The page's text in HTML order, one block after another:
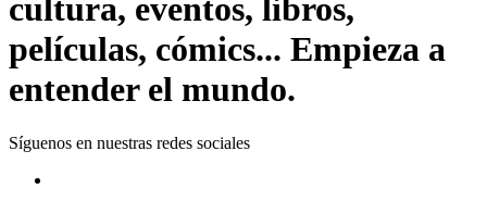
cultura, eventos, libros,
películas, cómics... Empieza a
entender el mundo.
Síguenos en nuestras redes sociales